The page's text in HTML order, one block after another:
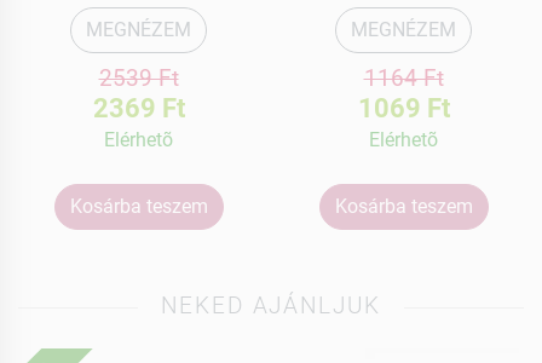
MEGNÉZEM
2539 Ft
2369 Ft
Elérhetõ
Kosárba teszem
MEGNÉZEM
1164 Ft
1069 Ft
Elérhetõ
Kosárba teszem
NEKED AJÁNLJUK